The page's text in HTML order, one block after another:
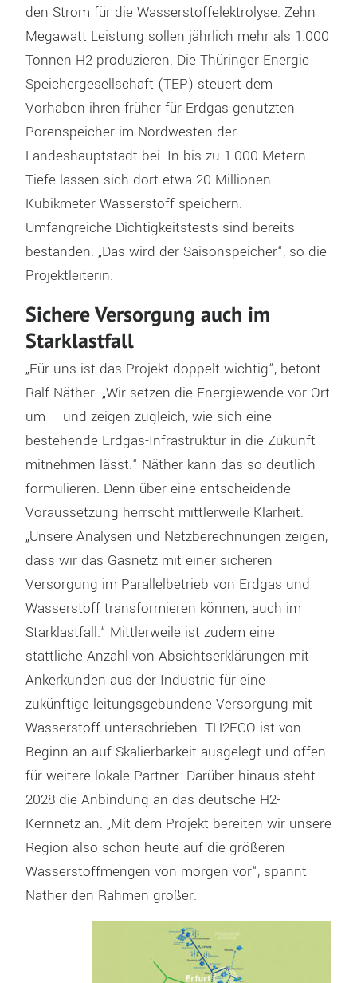
den Strom für die Wasserstoffelektrolyse. Zehn
Megawatt Leistung sollen jährlich mehr als 1.000
Tonnen H2 produzieren. Die Thüringer Energie
Speichergesellschaft (TEP) steuert dem
Vorhaben ihren früher für Erdgas genutzten
Porenspeicher im Nordwesten der
Landeshauptstadt bei. In bis zu 1.000 Metern
Tiefe lassen sich dort etwa 20 Millionen
Kubikmeter Wasserstoff speichern.
Umfangreiche Dichtigkeitstests sind bereits
bestanden. „Das wird der Saisonspeicher“, so die
Projektleiterin.
Sichere Versorgung auch im
Starklastfall
„Für uns ist das Projekt doppelt wichtig“, betont
Ralf Näther. „Wir setzen die Energiewende vor Ort
um – und zeigen zugleich, wie sich eine
bestehende Erdgas-Infrastruktur in die Zukunft
mitnehmen lässt.“ Näther kann das so deutlich
formulieren. Denn über eine entscheidende
Voraussetzung herrscht mittlerweile Klarheit.
„Unsere Analysen und Netzberechnungen zeigen,
dass wir das Gasnetz mit einer sicheren
Versorgung im Parallelbetrieb von Erdgas und
Wasserstoff transformieren können, auch im
Starklastfall.“ Mittlerweile ist zudem eine
stattliche Anzahl von Absichtserklärungen mit
Ankerkunden aus der Industrie für eine
zukünftige leitungsgebundene Versorgung mit
Wasserstoff unterschrieben. TH2ECO ist von
Beginn an auf Skalierbarkeit ausgelegt und offen
für weitere lokale Partner. Darüber hinaus steht
2028 die Anbindung an das deutsche H2-
Kernnetz an. „Mit dem Projekt bereiten wir unsere
Region also schon heute auf die größeren
Wasserstoffmengen von morgen vor“, spannt
Näther den Rahmen größer.